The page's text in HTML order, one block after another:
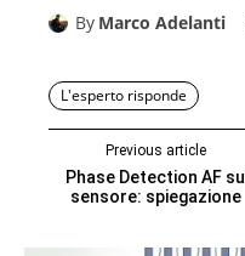
By Marco Adelanti
L'esperto risponde
Previous article
Phase Detection AF su
sensore: spiegazione